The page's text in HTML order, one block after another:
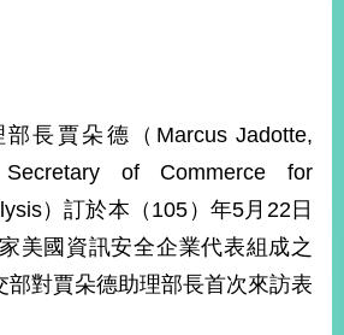
新聞稿
長賈朵德（Marcus Jadotte,
of Commerce for
）訂於本（105）年5月22日
美國資訊安全企業代表組成之
部對賈朵德助理部長首次來訪表